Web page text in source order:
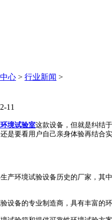
心 > 行业新闻 >
11
境试验室这款设备，但就是纠结
是要看用户自己亲身体验再结合
环境试验设备历史的厂家，其中
备的专业制造商，具有丰富的环